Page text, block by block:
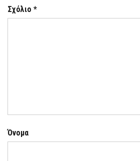
Σχόλιο *
Όνομα